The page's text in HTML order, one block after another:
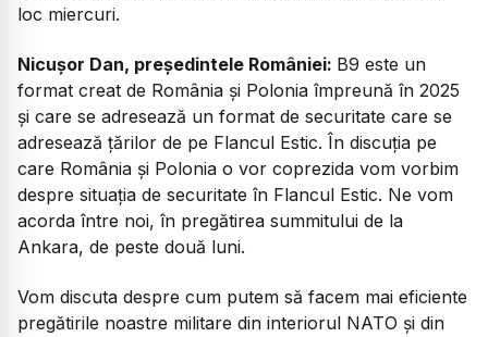
loc miercuri.
Nicușor Dan, președintele României: B9 este un
format creat de România și Polonia împreună în 2025
și care se adresează un format de securitate care se
adresează țărilor de pe Flancul Estic. În discuția pe
care România și Polonia o vor coprezida vom vorbim
despre situația de securitate în Flancul Estic. Ne vom
acorda între noi, în pregătirea summitului de la
Ankara, de peste două luni.
Vom discuta despre cum putem să facem mai eficiente
pregătirile noastre militare din interiorul NATO și din